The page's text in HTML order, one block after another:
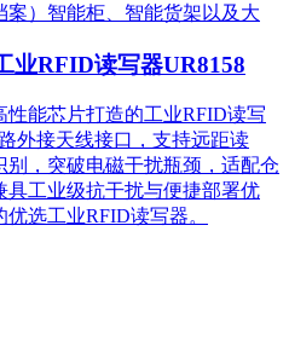
）智能柜、智能货架以及大
业RFID读写器UR8158
性能芯片打造的工业RFID读写
外接天线接口，支持远距读
，突破电磁干扰瓶颈，适配仓
工业级抗干扰与便捷部署优
选工业RFID读写器。